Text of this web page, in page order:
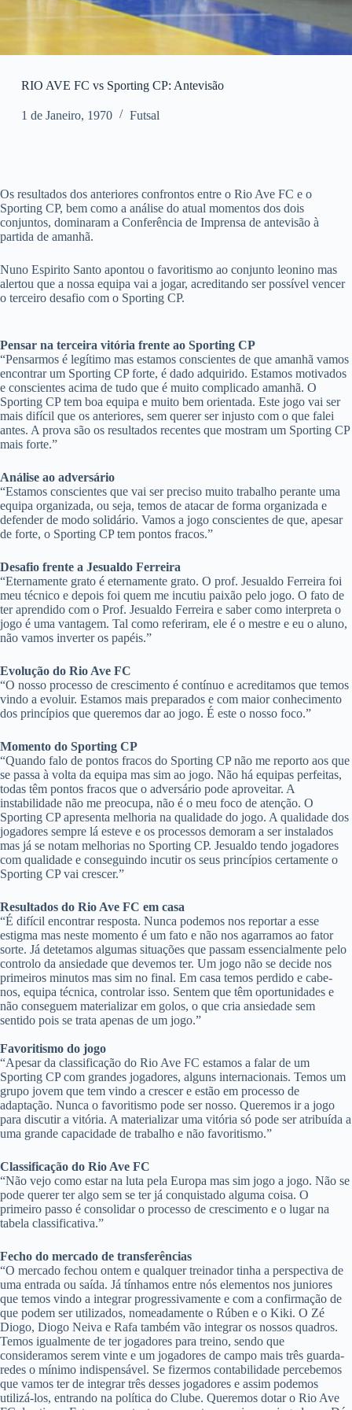
RIO AVE FC vs Sporting CP: Antevisão
1 de Janeiro, 1970 Futsal
Os resultados dos anteriores confrontos entre o Rio Ave FC e o
Sporting CP, bem como a análise do atual momentos dos dois
conjuntos, dominaram a Conferência de Imprensa de antevisão à
partida de amanhã.
Nuno Espirito Santo apontou o favoritismo ao conjunto leonino mas
alertou que a nossa equipa vai a jogar, acreditando ser possível vencer
o terceiro desafio com o Sporting CP.
Pensar na terceira vitória frente ao Sporting CP
“Pensarmos é legítimo mas estamos conscientes de que amanhã vamos
encontrar um Sporting CP forte, é dado adquirido. Estamos motivados
e conscientes acima de tudo que é muito complicado amanhã. O
Sporting CP tem boa equipa e muito bem orientada. Este jogo vai ser
mais difícil que os anteriores, sem querer ser injusto com o que falei
antes. A prova são os resultados recentes que mostram um Sporting CP
mais forte.”
Análise ao adversário
“Estamos conscientes que vai ser preciso muito trabalho perante uma
equipa organizada, ou seja, temos de atacar de forma organizada e
defender de modo solidário. Vamos a jogo conscientes de que, apesar
de forte, o Sporting CP tem pontos fracos.”
Desafio frente a Jesualdo Ferreira
“Eternamente grato é eternamente grato. O prof. Jesualdo Ferreira foi
meu técnico e depois foi quem me incutiu paixão pelo jogo. O fato de
ter aprendido com o Prof. Jesualdo Ferreira e saber como interpreta o
jogo é uma vantagem. Tal como referiram, ele é o mestre e eu o aluno,
não vamos inverter os papéis.”
Evolução do Rio Ave FC
“O nosso processo de crescimento é contínuo e acreditamos que temos
vindo a evoluir. Estamos mais preparados e com maior conhecimento
dos princípios que queremos dar ao jogo. É este o nosso foco.”
Momento do Sporting CP
“Quando falo de pontos fracos do Sporting CP não me reporto aos que
se passa à volta da equipa mas sim ao jogo. Não há equipas perfeitas,
todas têm pontos fracos que o adversário pode aproveitar. A
instabilidade não me preocupa, não é o meu foco de atenção. O
Sporting CP apresenta melhoria na qualidade do jogo. A qualidade dos
jogadores sempre lá esteve e os processos demoram a ser instalados
mas já se notam melhorias no Sporting CP. Jesualdo tendo jogadores
com qualidade e conseguindo incutir os seus princípios certamente o
Sporting CP vai crescer.”
Resultados do Rio Ave FC em casa
“É difícil encontrar resposta. Nunca podemos nos reportar a esse
estigma mas neste momento é um fato e não nos agarramos ao fator
sorte. Já detetamos algumas situações que passam essencialmente pelo
controlo da ansiedade que devemos ter. Um jogo não se decide nos
primeiros minutos mas sim no final. Em casa temos perdido e cabe-
nos, equipa técnica, controlar isso. Sentem que têm oportunidades e
não conseguem materializar em golos, o que cria ansiedade sem
sentido pois se trata apenas de um jogo.”
Favoritismo do jogo
“Apesar da classificação do Rio Ave FC estamos a falar de um
Sporting CP com grandes jogadores, alguns internacionais. Temos um
grupo jovem que tem vindo a crescer e estão em processo de
adaptação. Nunca o favoritismo pode ser nosso. Queremos ir a jogo
para discutir a vitória. A materializar uma vitória só pode ser atribuída a
uma grande capacidade de trabalho e não favoritismo.”
Classificação do Rio Ave FC
“Não vejo como estar na luta pela Europa mas sim jogo a jogo. Não se
pode querer ter algo sem se ter já conquistado alguma coisa. O
primeiro passo é consolidar o processo de crescimento e o lugar na
tabela classificativa.”
Fecho do mercado de transferências
“O mercado fechou ontem e qualquer treinador tinha a perspectiva de
uma entrada ou saída. Já tínhamos entre nós elementos nos juniores
que temos vindo a integrar progressivamente e com a confirmação de
que podem ser utilizados, nomeadamente o Rúben e o Kiki. O Zé
Diogo, Diogo Neiva e Rafa também vão integrar os nossos quadros.
Temos igualmente de ter jogadores para treino, sendo que
consideramos serem vinte e um jogadores de campo mais três guarda-
redes o mínimo indispensável. Se fizermos contabilidade percebemos
que vamos ter de integrar três desses jogadores e assim podemos
utilizá-los, entrando na política do Clube. Queremos dotar o Rio Ave